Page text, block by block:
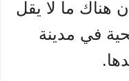
هناك ما لا يقل
مسيحية في مدينة